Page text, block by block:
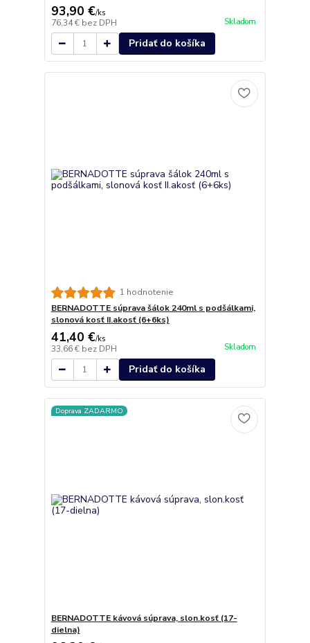
93,90 €/ks
76,34 € bez DPH Skladom
Pridať do košíka
1 hodnotenie
BERNADOTTE súprava šálok 240ml s podšálkami,
slonová kosť II.akosť (6+6ks)
41,40 €/ks
33,66 € bez DPH Skladom
Pridať do košíka
Doprava ZADARMO
BERNADOTTE kávová súprava, slon.kosť (17-
dielna)